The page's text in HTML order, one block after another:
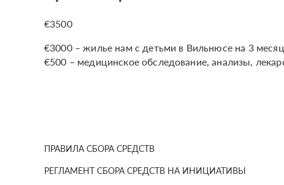
€3500
€3000 – жилье нам с детьми в Вильнюсе на 3
€500 – медицинское обследование, анализы,
ПРАВИЛА СБОРА СРЕДСТВ
РЕГЛАМЕНТ СБОРА СРЕДСТВ НА ИНИЦИАТИВЫ